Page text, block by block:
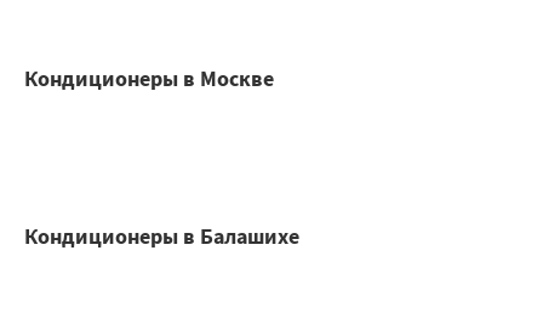
Кондиционеры в Москве
Кондиционеры в Балашихе